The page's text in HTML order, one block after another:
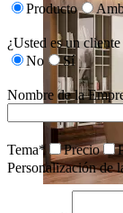
Producto
¿Usted es un
No
Sí
Nombre de la
Tema* Precio
Personalización de